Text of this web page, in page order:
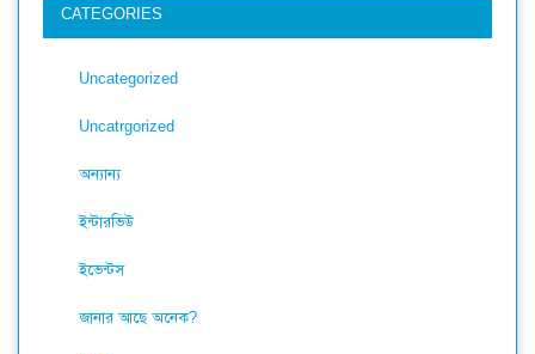
CATEGORIES
Uncategorized
Uncatrgorized
অন্যান্য
ইন্টারভিউ
ইভেন্টস
জানার আছে অনেক?